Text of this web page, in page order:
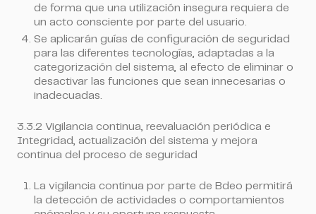
de forma que una utilización insegura requiera de
un acto consciente por parte del usuario.
Se aplicarán guías de configuración de seguridad
para las diferentes tecnologías, adaptadas a la
categorización del sistema, al efecto de eliminar o
desactivar las funciones que sean innecesarias o
inadecuadas.
3.3.2 Vigilancia continua, reevaluación periódica e
Integridad, actualización del sistema y mejora
continua del proceso de seguridad
La vigilancia continua por parte de Bdeo permitirá
la detección de actividades o comportamientos